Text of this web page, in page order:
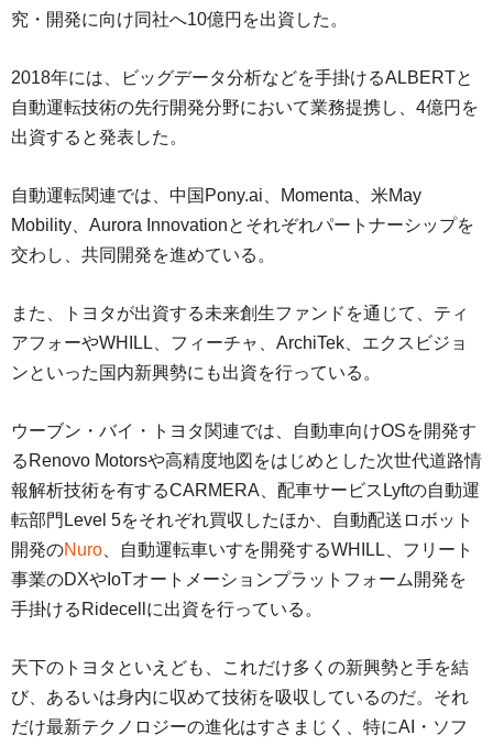
究・開発に向け同社へ10億円を出資した。
2018年には、ビッグデータ分析などを手掛けるALBERTと
自動運転技術の先行開発分野において業務提携し、4億円を
出資すると発表した。
自動運転関連では、中国Pony.ai、Momenta、米May
Mobility、Aurora Innovationとそれぞれパートナーシップを
交わし、共同開発を進めている。
また、トヨタが出資する未来創生ファンドを通じて、ティ
アフォーやWHILL、フィーチャ、ArchiTek、エクスビジョ
ンといった国内新興勢にも出資を行っている。
ウーブン・バイ・トヨタ関連では、自動車向けOSを開発す
るRenovo Motorsや高精度地図をはじめとした次世代道路情
報解析技術を有するCARMERA、配車サービスLyftの自動運
転部門Level 5をそれぞれ買収したほか、自動配送ロボット
開発のNuro 、自動運転車いすを開発するWHILL、フリート
事業のDXやIoTオートメーションプラットフォーム開発を
手掛けるRidecellに出資を行っている。
天下のトヨタといえども、これだけ多くの新興勢と手を結
び、あるいは身内に収めて技術を吸収しているのだ。それ
だけ最新テクノロジーの進化はすさまじく、特にAI・ソフ